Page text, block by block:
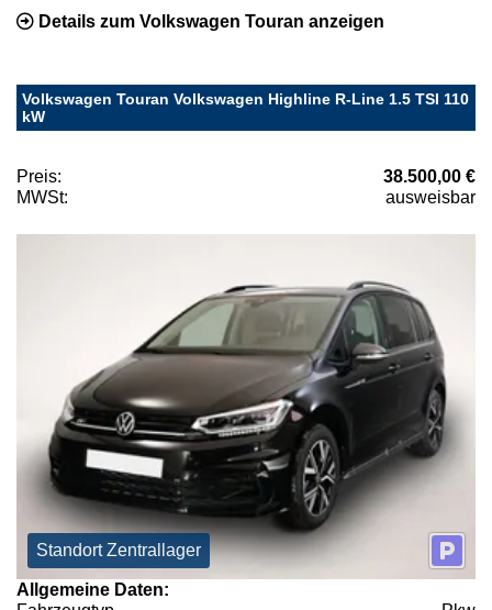
Details zum Volkswagen Touran anzeigen
Volkswagen Touran Volkswagen Highline R-Line 1.5 TSI 110
kW
Preis:
38.500,00 €
MWSt:
ausweisbar
Standort Zentrallager
Allgemeine Daten: